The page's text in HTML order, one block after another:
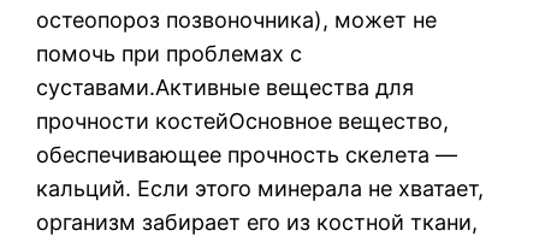
остеопороз позвоночника), может не
помочь при проблемах с
суставами.Активные вещества для
прочности костейОсновное вещество,
обеспечивающее прочность скелета —
кальций. Если этого минерала не хватает,
организм забирает его из костной ткани,